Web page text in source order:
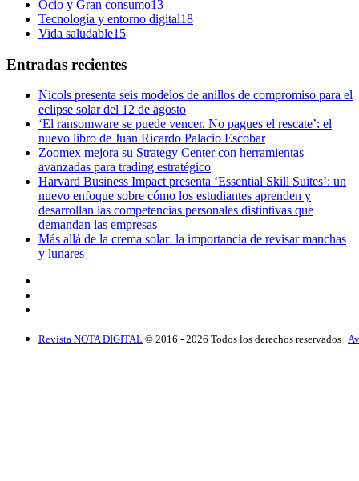
Ocio y Gran consumo13
Tecnología y entorno digital18
Vida saludable15
Entradas recientes
Nicols presenta seis modelos de anillos de compromiso para el
eclipse solar del 12 de agosto
‘El ransomware se puede vencer. No pagues el rescate’: el
nuevo libro de Juan Ricardo Palacio Escobar
Zoomex mejora su Strategy Center con herramientas
avanzadas para trading estratégico
Harvard Business Impact presenta ‘Essential Skill Suites’: un
nuevo enfoque sobre cómo los estudiantes aprenden y
desarrollan las competencias personales distintivas que
demandan las empresas
Más allá de la crema solar: la importancia de revisar manchas
y lunares
Revista NOTA DIGITAL © 2016 - 2026 Todos los derechos reservados |